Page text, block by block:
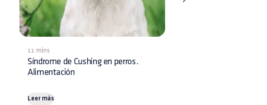
11 mins
Síndrome de Cushing en perros.
Alimentación
Leer más